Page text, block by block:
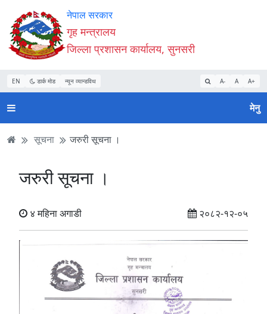
Accessibility
Mode
सुरु
गर्नुहोस्
सामाग्री
पढ्नुहाेस्
नेभिगेसन
पढ्नुहाेस्
वेबसाइट
खोजमा
जानुहोस्
नेपाल सरकार
गृह मन्त्रालय
जिल्ला प्रशासन कार्यालय, सुनसरी
EN डार्क मोड न्यून व्यान्डविथ A- A A+
मेनु
सूचना जरुरी सूचना ।
जरुरी सूचना ।
४ महिना अगाडी २०८२-१२-०५